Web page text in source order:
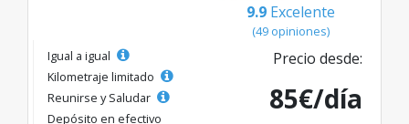
9.9 Excelente
(49 opiniones)
Igual a igual
Kilometraje limitado
Reunirse y Saludar
Depósito en efectivo
Precio desde:
85€/día